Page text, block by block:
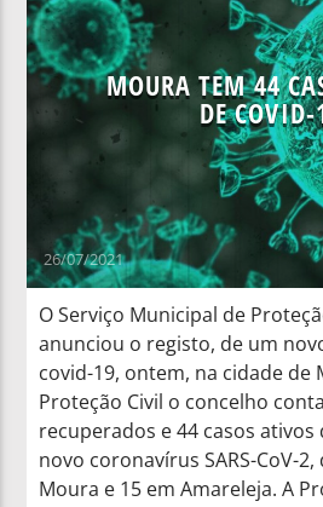
MOURA TEM 44
DE
26/07/2021
O Serviço Municipal de
anunciou o registo, de um
covid-19, ontem, na cidade de
Proteção Civil o concelho
recuperados e 44 casos ativos
novo coronavírus SARS-CoV-
Moura e 15 em Amareleja. A